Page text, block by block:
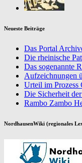
Neueste Beiträge
Das Portal
Die rheinische
Das sogenannte
Aufzeichnungen
Urteil im Prozess
Die Sicherheit
Rambo Zambo
NordhausenWiki (regionales